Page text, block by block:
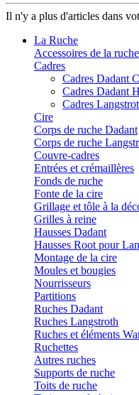
Il n'y a plus d'articles dans
La Ruche
Accessoires de la ruche
Cadres
Cadres Dadant
Cadres Dadant
Cadres
Cire
Corps de ruche Dadant
Corps de ruche
Couvre-cadres
Entrées et crémaillères
Fonds de ruche
Fonte de la cire
Grillage et tôle à la
Grilles à reine
Hausses Dadant
Hausses Root pour
Montage de la cire
Moules et bougies
Nourrisseurs
Partitions
Ruches Dadant
Ruches Langstroth
Ruches et éléments
Ruchettes
Autres ruches
Supports de ruche
Toits de ruche